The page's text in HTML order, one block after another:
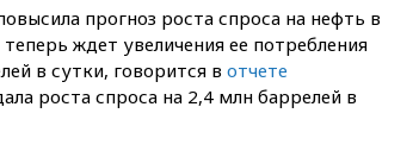
уступкам
вчера, 19:45 Памфилова: ЦИК
примет беспрецедентные
меры безопасности во время
прогноз роста спроса на нефть в
ждет увеличения ее потребления
в сутки, говорится в отчете
роста спроса на 2,4 млн баррелей в